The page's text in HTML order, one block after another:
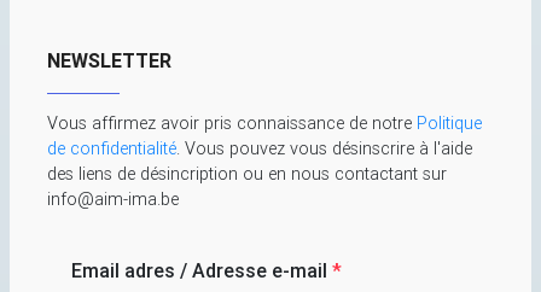
NEWSLETTER
Vous affirmez avoir pris connaissance de notre Politique
de confidentialité. Vous pouvez vous désinscrire à l'aide
des liens de désincription ou en nous contactant sur
info@aim-ima.be
Email adres / Adresse e-mail *